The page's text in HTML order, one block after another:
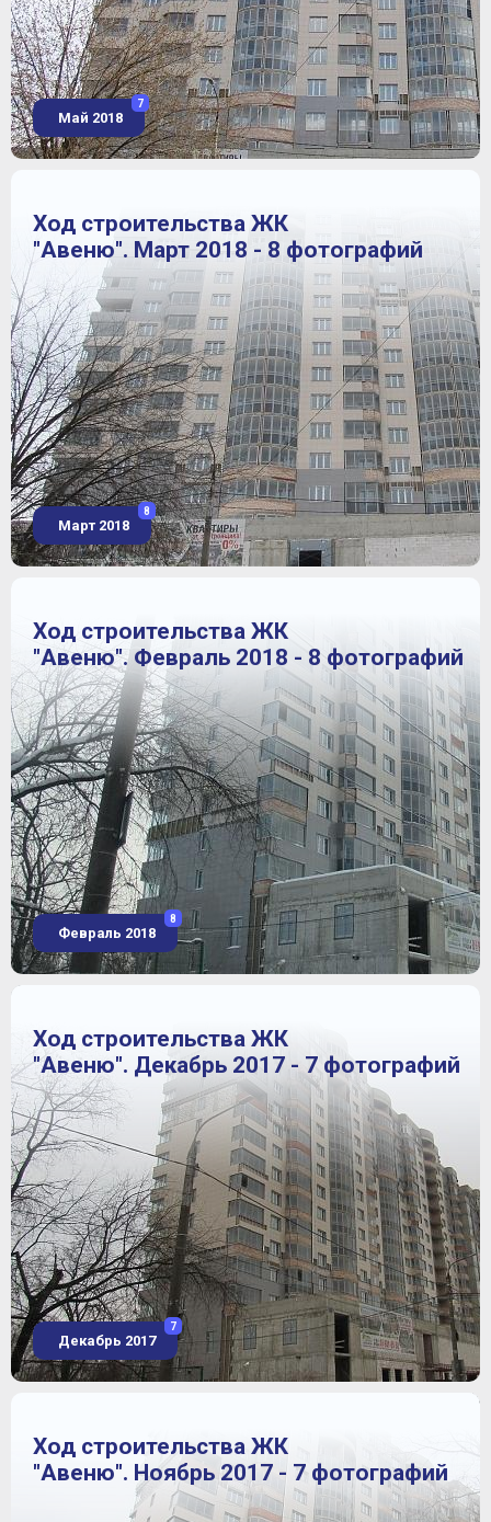
Май 2018
7
Ход строительства ЖК
"Авеню". Март 2018 - 8 фотографий
Март 2018
8
Ход строительства ЖК
"Авеню". Февраль 2018 - 8 фотографий
Февраль 2018
8
Ход строительства ЖК
"Авеню". Декабрь 2017 - 7 фотографий
Декабрь 2017
7
Ход строительства ЖК
"Авеню". Ноябрь 2017 - 7 фотографий